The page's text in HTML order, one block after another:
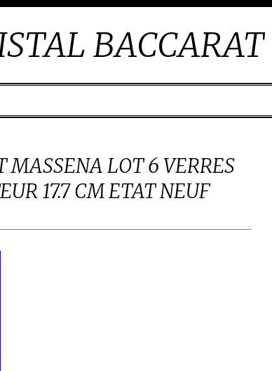
BACCARAT
MASSENA LOT 6 VERRES
17.7 CM ETAT NEUF